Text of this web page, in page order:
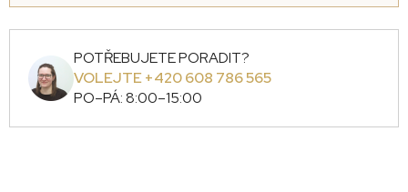
POTŘEBUJETE PORADIT?
VOLEJTE +420 608 786 565
PO–PÁ: 8:00–15:00